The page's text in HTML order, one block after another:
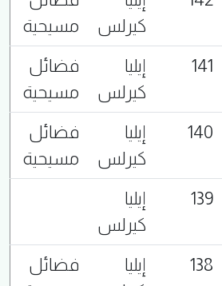
كيرلس
مسيحية
141
إيليا
كيرلس
فضائل
مسيحية
140
إيليا
كيرلس
فضائل
مسيحية
139
إيليا
كيرلس
138
إيليا
فضائل